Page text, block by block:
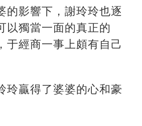
的影響下，謝玲玲也逐
以獨當一面的真正的
，于經商一事上頗有自己
玲贏得了婆婆的心和豪